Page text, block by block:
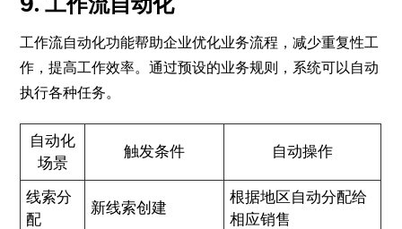
工作流自动化功能帮助企业优化业务流程，减少重复性工
作，提高工作效率。通过预设的业务规则，系统可以自动
执行各种任务。
自动化
场景
触发条件 自动操作
线索分
配
新线索创建
根据地区自动分配给
相应销售